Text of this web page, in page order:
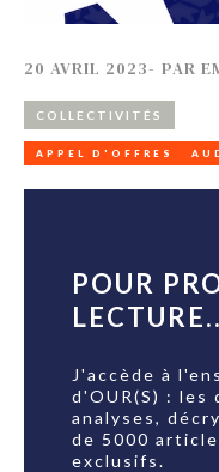
20 AVRIL 2023- PAR
COLLECTIVITÉS
APPEL D'OFFRES
POUR
J'accède à
d'OUR(S) : les
analyses,
de 5000
exclusifs.